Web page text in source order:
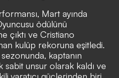
Mart ayında
ödülünü
çıktı ve Cristiano
kulüp rekoruna eşitledi.
kaptanın
sabit unsur olarak kaldı ve